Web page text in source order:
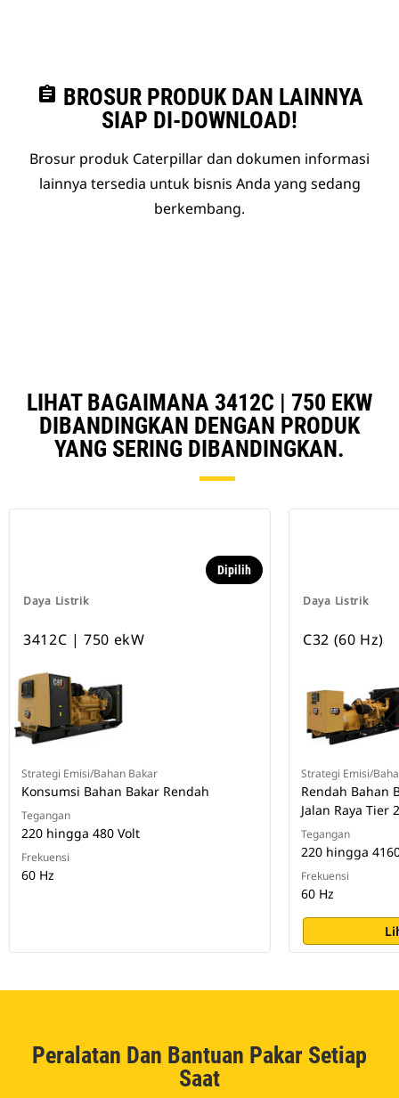
assignment BROSUR PRODUK DAN LAINNYA
SIAP DI-DOWNLOAD!
Brosur produk Caterpillar dan dokumen informasi
lainnya tersedia untuk bisnis Anda yang sedang
berkembang.
LIHAT BAGAIMANA 3412C | 750 EKW
DIBANDINGKAN DENGAN PRODUK
YANG SERING DIBANDINGKAN.
Daya Listrik
Dipilih
3412C | 750 ekW
Strategi Emisi/Bahan Bakar
Konsumsi Bahan Bakar Rendah
Tegangan
220 hingga 480 Volt
Frekuensi
60 Hz
Daya Listrik
C32 (60 Hz)
Strategi Emisi/
Rendah Bahan
Jalan Raya Tier 2
Tegangan
220 hingga
Frekuensi
60 Hz
Peralatan Dan Bantuan Pakar Setiap
Saat